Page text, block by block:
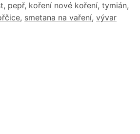
, pepř, koření nové koření, tymián,
, smetana na vaření, vývar